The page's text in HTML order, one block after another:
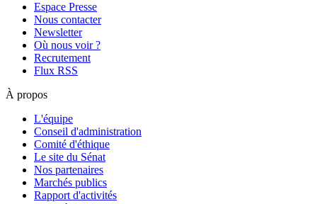
Espace Presse
Nous contacter
Newsletter
Où nous voir ?
Recrutement
Flux RSS
À propos
L'équipe
Conseil d'administration
Comité d'éthique
Le site du Sénat
Nos partenaires
Marchés publics
Rapport d'activités